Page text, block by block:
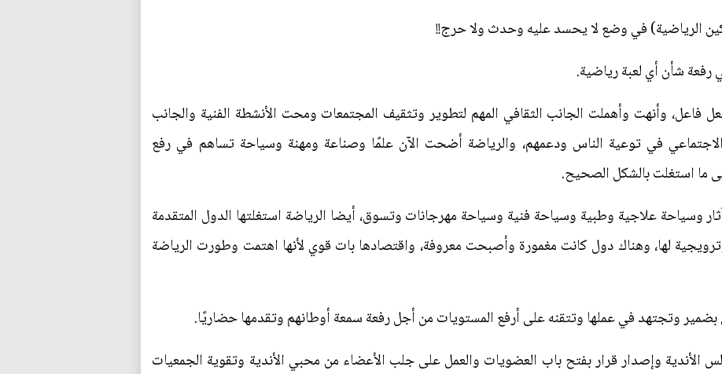
الرياضية) في وضع لا يحسد عليه وحدث ولا حرج!!
رفعة شأن أي لعبة رياضية.
فاعل، وأنهت وأهملت الجانب الثقافي المهم لتطوير وتثقيف المجتمعات ومحت الأنشطة الفنية والجانب
في توعية الناس ودعمهم، والرياضة أضحت الآن علمًا وصناعة ومهنة وسياحة تساهم في رفع
ما استغلت بالشكل الصحيح.
وسياحة علاجية وطبية وسياحة فنية وسياحة مهرجانات وتسوق، أيضا الرياضة استغلتها الدول المتقدمة
لها، وهناك دول كانت مغمورة وأصبحت معروفة، واقتصادها بات قوي لأنها اهتمت وطورت الرياضة
وتجتهد في عملها وتتقنه على أرفع المستويات من أجل رفعة سمعة أوطانهم وتقدمها حضاريًا.
وإصدار قرار بفتح باب العضويات والعمل على جلب الأعضاء من محبي الأندية وتقوية الجمعيات